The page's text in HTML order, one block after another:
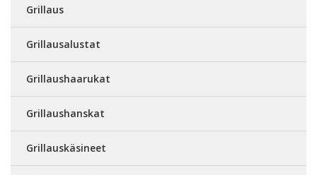
Grillaus
Grillausalustat
Grillaushaarukat
Grillaushanskat
Grillauskäsineet